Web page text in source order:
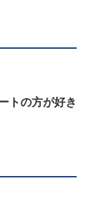
トの方が好き